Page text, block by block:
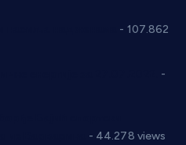
- 107.862
-
- 44.278 views